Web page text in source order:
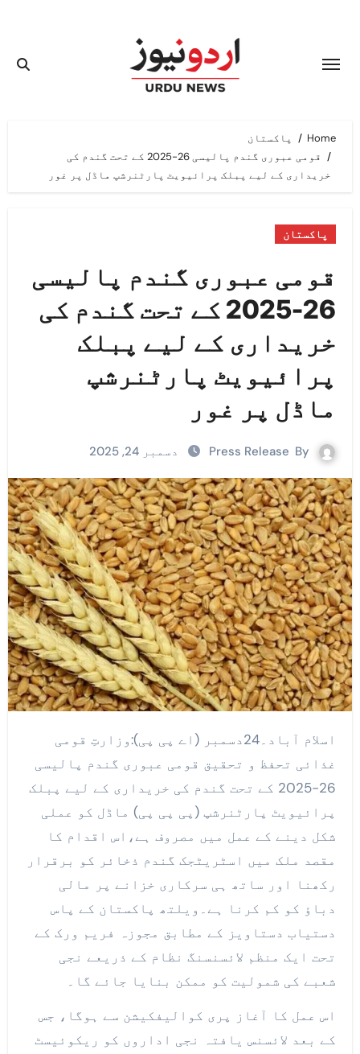
content
Home
پاکستان
قومی عبوری گندم پالیسی 26-2025 کے تحت گندم کی
خریداری کے لیے پبلک پرائیویٹ پارٹنرشپ ماڈل پر غور
پاکستان
قومی عبوری گندم پالیسی
26-2025 کے تحت گندم کی
خریداری کے لیے پبلک
پرائیویٹ پارٹنرشپ
ماڈل پر غور
Press Release دسمبر 24, 2025
اسلام آباد۔24دسمبر (اے پی پی):وزارتِ قومی
غذائی تحفظ و تحقیق قومی عبوری گندم پالیسی
26-2025 کے تحت گندم کی خریداری کے لیے پبلک
پرائیویٹ پارٹنرشپ (پی پی پی) ماڈل کو عملی
شکل دینے کے عمل میں مصروف ہے،اس اقدام کا
مقصد ملک میں اسٹریٹجک گندم ذخائر کو برقرار
رکھنا اور ساتھ ہی سرکاری خزانے پر مالی
دباؤ کو کم کرنا ہے۔ویلتھ پاکستان کے پاس
دستیاب دستاویز کے مطابق مجوزہ فریم ورک کے
تحت ایک منظم لائسنسنگ نظام کے ذریعے نجی
شعبے کی شمولیت کو ممکن بنایا جائے گا۔
اس عمل کا آغاز پری کوالیفکیشن سے ہوگا، جس
کے بعد لائسنس یافتہ نجی اداروں کو ریکوئیسٹ